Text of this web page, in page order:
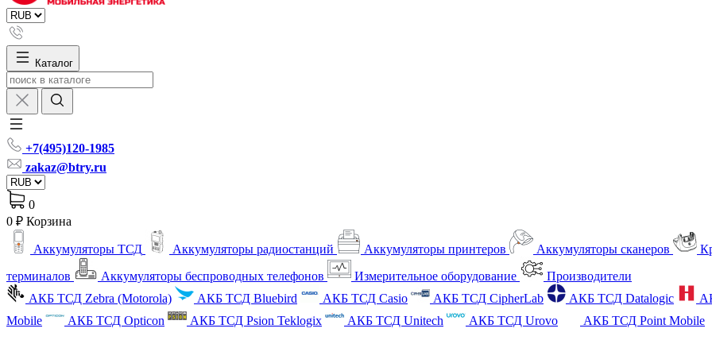
Каталог
+7(495)120-1985
zakaz@btry.ru
0
0 ₽ Корзина
Аккумуляторы ТСД Аккумуляторы радиостанций Аккумуляторы принтеров Аккумуляторы сканеров
терминалов
Аккумуляторы беспроводных телефонов Измерительное оборудование
Производители
АКБ ТСД Zebra (Motorola)
АКБ ТСД Bluebird АКБ ТСД Casio АКБ ТСД CipherLab АКБ ТСД Datalogic
Mobile
АКБ ТСД Opticon АКБ ТСД Psion Teklogix АКБ ТСД Unitech АКБ ТСД Urovo АКБ ТСД Point Mobile